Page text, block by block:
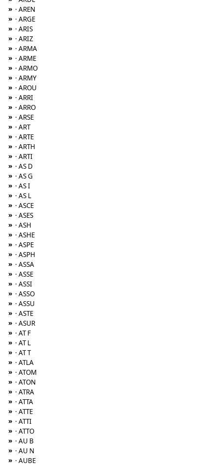
» · AREN
» · ARGE
» · ARIS
» · ARIZ
» · ARMA
» · ARME
» · ARMO
» · ARMY
» · AROU
» · ARRI
» · ARRO
» · ARSE
» · ART
» · ARTE
» · ARTH
» · ARTI
» · AS D
» · AS G
» · AS I
» · AS L
» · ASCE
» · ASES
» · ASH
» · ASHE
» · ASPE
» · ASPH
» · ASSA
» · ASSE
» · ASSI
» · ASSO
» · ASSU
» · ASTE
» · ASUR
» · AT F
» · AT L
» · AT T
» · ATLA
» · ATOM
» · ATON
» · ATRA
» · ATTA
» · ATTE
» · ATTI
» · ATTO
» · AU B
» · AU N
» · AUBE